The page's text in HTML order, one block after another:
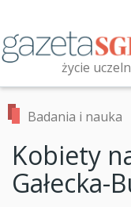
treści
życie
Przeszukaj witrynę
Badania i nauka
Kobiety
Gałecka-